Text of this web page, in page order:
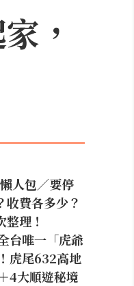
，
人包／要停
收費各多少？
理！
台唯一「虎爺
虎尾632高地
4大順遊秘境